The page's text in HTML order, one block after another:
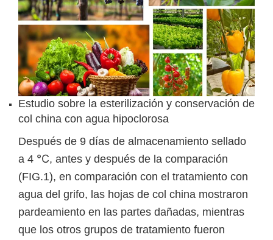
Estudio sobre la esterilización y conservación de
col china con agua hipoclorosa
Después de 9 días de almacenamiento sellado
a 4 ℃, antes y después de la comparación
(FIG.1), en comparación con el tratamiento con
agua del grifo, las hojas de col china mostraron
pardeamiento en las partes dañadas, mientras
que los otros grupos de tratamiento fueron